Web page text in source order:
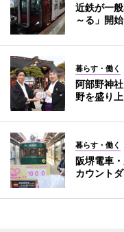
近鉄が一
～る」開始
暮らす・働く
阿部野神
野を盛り上
暮らす・働く
阪堺電車
カウント